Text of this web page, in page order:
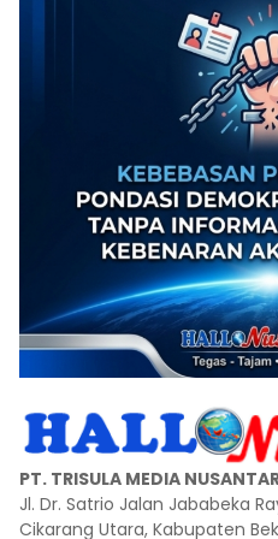
PT. TRISULA MEDIA
Jl. Dr. Satrio Jalan Jababeka
Cikarang Utara, Kabupaten